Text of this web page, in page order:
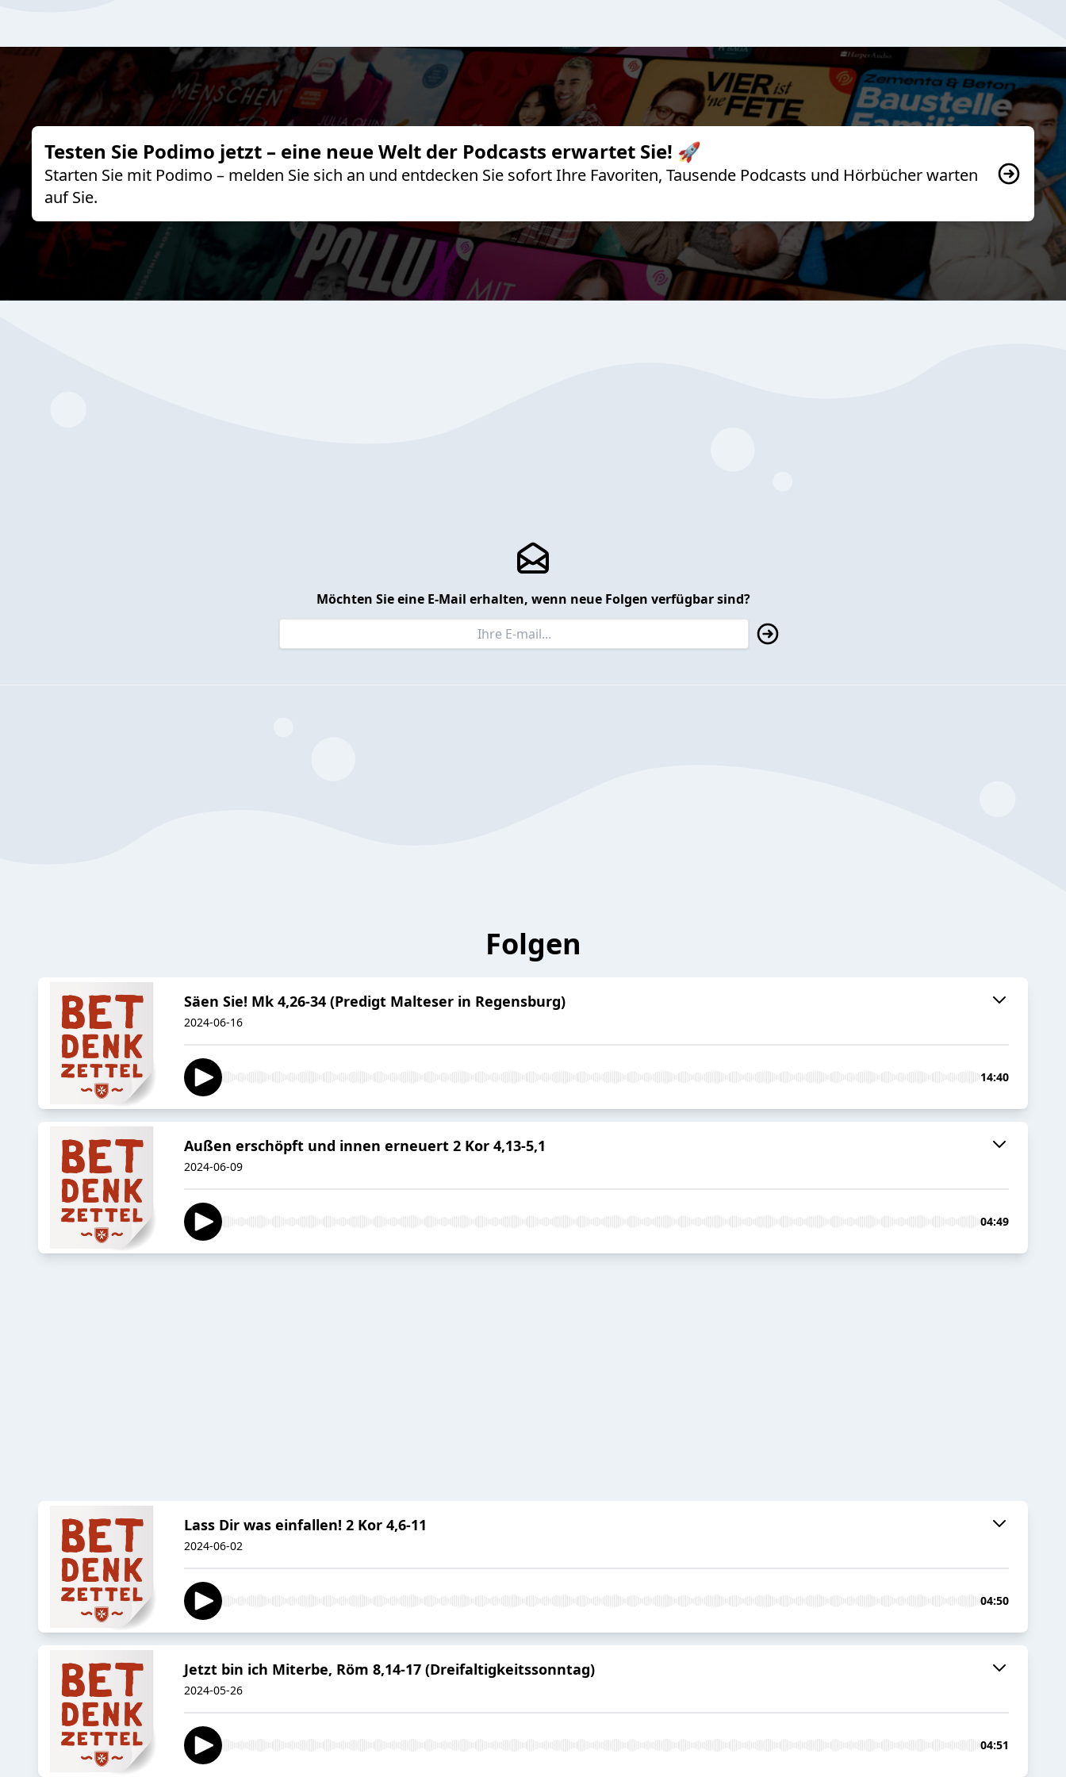
Testen Sie Podimo jetzt – eine neue Welt der Podcasts erwartet Sie! 🚀
Starten Sie mit Podimo – melden Sie sich an und entdecken Sie sofort Ihre Favoriten, Tausende Podcasts und Hörbücher warten
auf Sie.
Möchten Sie eine E-Mail erhalten, wenn neue Folgen verfügbar sind?
Folgen
Säen Sie! Mk 4,26-34 (Predigt Malteser in Regensburg)
2024-06-16
14:40
Außen erschöpft und innen erneuert 2 Kor 4,13-5,1
2024-06-09
04:49
Lass Dir was einfallen! 2 Kor 4,6-11
2024-06-02
04:50
Jetzt bin ich Miterbe, Röm 8,14-17 (Dreifaltigkeitssonntag)
2024-05-26
04:51